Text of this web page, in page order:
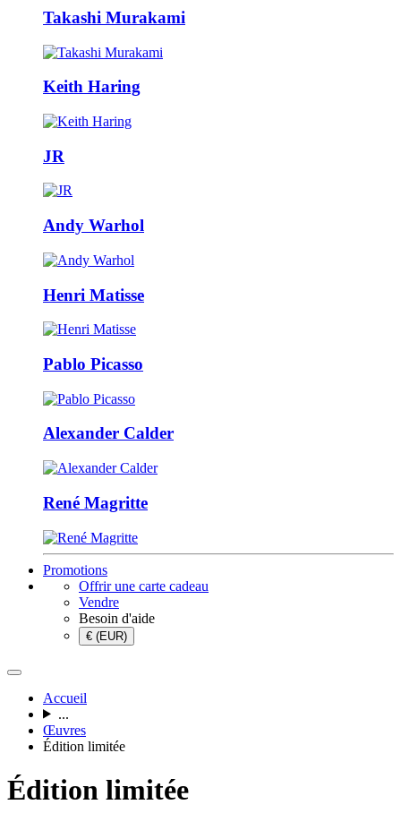
Takashi Murakami
Keith Haring
JR
Andy Warhol
Henri Matisse
Pablo Picasso
Alexander Calder
René Magritte
Promotions
Offrir une carte cadeau
Vendre
Besoin d'aide
€ (EUR)
Accueil
...
Œuvres
Édition limitée
Édition limitée